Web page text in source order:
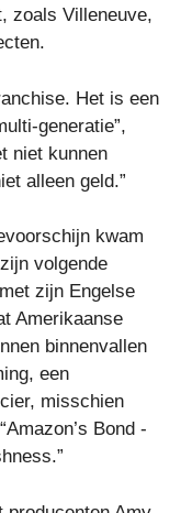
zoals Villeneuve,
Het is een
generatie”,
niet kunnen
alleen geld.”
kwam
volgende
zijn Engelse
Amerikaanse
binnenvallen
een
misschien
Bond -